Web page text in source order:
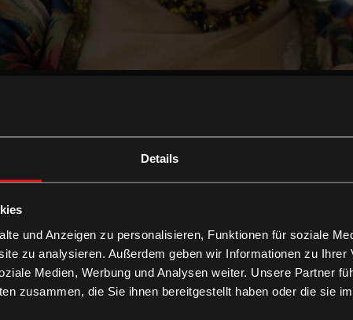
Details
und Anzeigen zu personalisieren, Funktionen für soziale
zu analysieren. Außerdem geben wir Informationen zu Ihrer
Medien, Werbung und Analysen weiter. Unsere Partner
zusammen, die Sie ihnen bereitgestellt haben oder die sie